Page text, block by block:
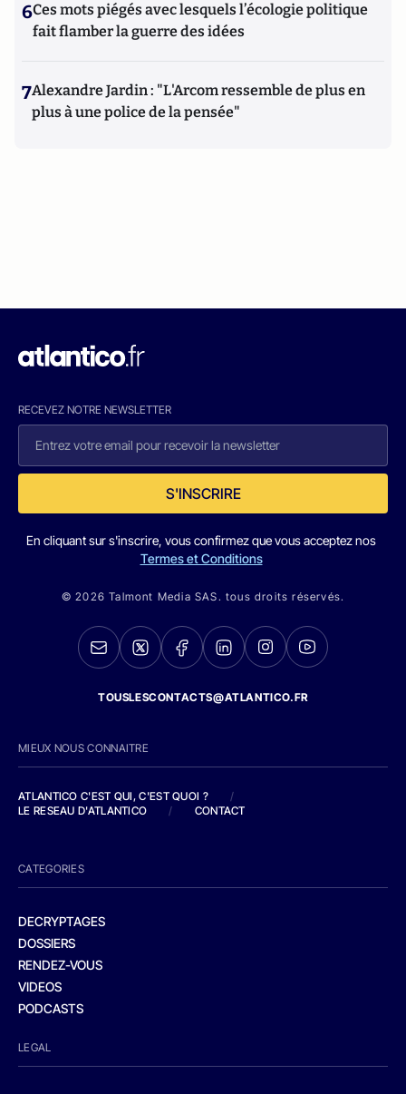
6Ces mots piégés avec lesquels l’écologie politique
fait flamber la guerre des idées
7Alexandre Jardin : "L'Arcom ressemble de plus en
plus à une police de la pensée"
RECEVEZ NOTRE NEWSLETTER
S'INSCRIRE
En cliquant sur s'inscrire, vous confirmez que vous acceptez nos
Termes et Conditions
© 2026 Talmont Media SAS. tous droits réservés.
TOUSLESCONTACTS@ATLANTICO.FR
MIEUX NOUS CONNAITRE
ATLANTICO C'EST QUI, C'EST QUOI ?
/
LE RESEAU D'ATLANTICO
/ CONTACT
CATEGORIES
DECRYPTAGES
DOSSIERS
RENDEZ-VOUS
VIDEOS
PODCASTS
LEGAL